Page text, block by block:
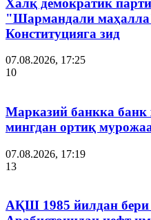
"Шармандали
Конституцияга зид
07.08.2026, 17:25
10
Марказий банкка банк
мингдан ортиқ
07.08.2026, 17:19
13
АҚШ 1985 йилдан бери